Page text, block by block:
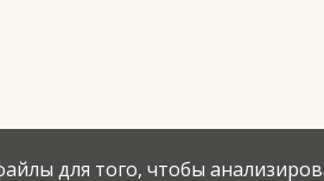
для того, чтобы